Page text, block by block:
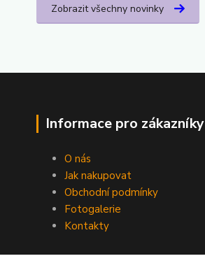
Zobrazit všechny novinky
Informace pro zákazníky
O nás
Jak nakupovat
Obchodní podmínky
Fotogalerie
Kontakty